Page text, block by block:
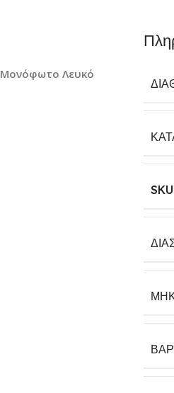
Μονόφωτο Λευκό
SKU